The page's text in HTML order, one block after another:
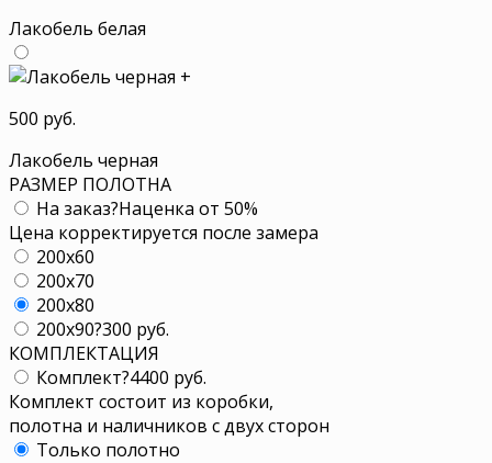
Лакобель белая
+
500 руб.
Лакобель черная
РАЗМЕР ПОЛОТНА
На заказ?Наценка от 50%
Цена корректируется после замера
200x60
200x70
200x80
200x90?300 руб.
КОМПЛЕКТАЦИЯ
Комплект?4400 руб.
Комплект состоит из коробки,
полотна и наличников с двух сторон
Только полотно